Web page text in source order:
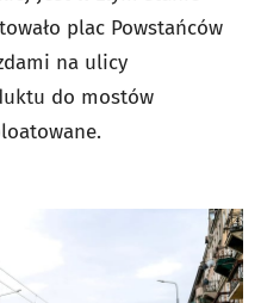
plac Powstańców
na ulicy
do mostów